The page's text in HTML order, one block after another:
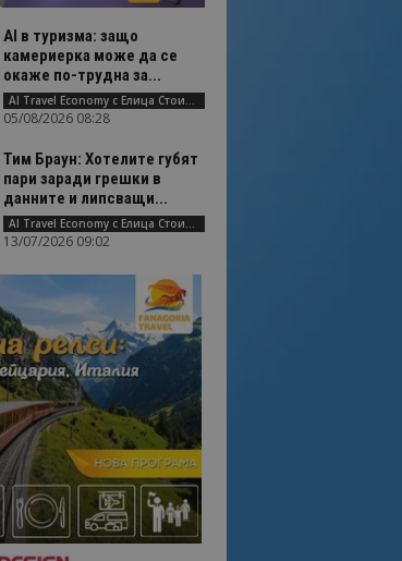
AI в туризма: защо
камериерка може да се
окаже по-трудна за...
AI Travel Economy с Елица Стоилова
05/08/2026 08:28
Тим Браун: Хотелите губят
пари заради грешки в
данните и липсващи...
AI Travel Economy с Елица Стоилова
13/07/2026 09:02